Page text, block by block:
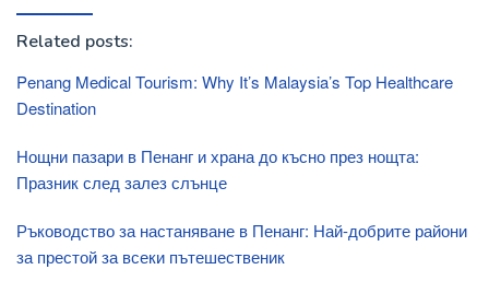
Related posts:
Penang Medical Tourism: Why It’s Malaysia’s Top Healthcare
Destination
Нощни пазари в Пенанг и храна до късно през нощта:
Празник след залез слънце
Ръководство за настаняване в Пенанг: Най-добрите райони
за престой за всеки пътешественик